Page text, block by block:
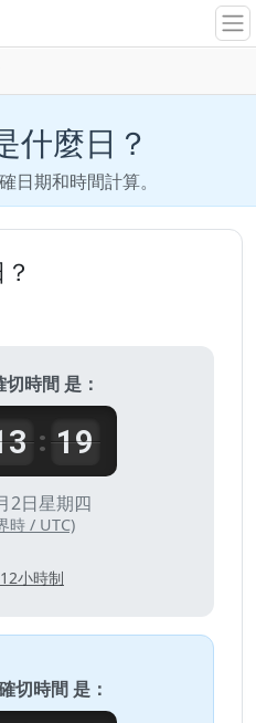
什麼日？
日期和時間計算。
時間 是：
: 19
2日星期四
時 / UTC)
小時制
切時間 是：